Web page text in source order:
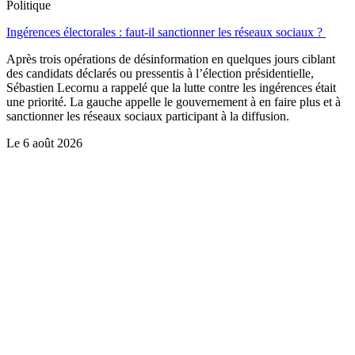
Politique
Ingérences électorales : faut-il sanctionner les réseaux sociaux ?
Après trois opérations de désinformation en quelques jours ciblant
des candidats déclarés ou pressentis à l’élection présidentielle,
Sébastien Lecornu a rappelé que la lutte contre les ingérences était
une priorité. La gauche appelle le gouvernement à en faire plus et à
sanctionner les réseaux sociaux participant à la diffusion.
Le 6 août 2026